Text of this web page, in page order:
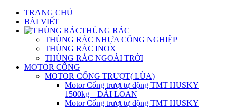
TRANG CHỦ
BÀI VIẾT
THÙNG RÁC
THÙNG RÁC NHỰA CÔNG NGHIỆP
THÙNG RÁC INOX
THÙNG RÁC NGOÀI TRỜI
MOTOR CỔNG
MOTOR CỔNG TRƯỢT( LÙA)
Motor Cổng trượt tự động TMT HUSKY
1500kg – ĐÀI LOAN
Motor Cổng trượt tự động TMT HUSKY